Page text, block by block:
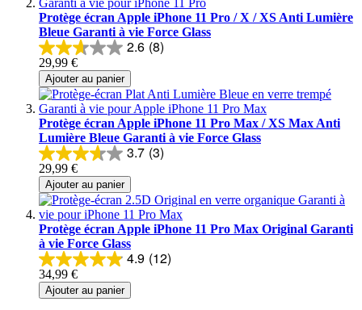
Protège écran Apple iPhone 11 Pro / X / XS Anti Lumière
Bleue Garanti à vie Force Glass
2.6 (8)
29,99 €
Ajouter au panier
Protège écran Apple iPhone 11 Pro Max / XS Max Anti
Lumière Bleue Garanti à vie Force Glass
3.7 (3)
29,99 €
Ajouter au panier
Protège écran Apple iPhone 11 Pro Max Original Garanti
à vie Force Glass
4.9 (12)
34,99 €
Ajouter au panier